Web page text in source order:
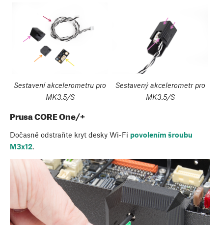
Sestavení akcelerometru pro
MK3.5/S
Sestavený akcelerometr pro
MK3.5/S
Prusa CORE One/+
Dočasně odstraňte kryt desky Wi-Fi povolením šroubu
M3x12.